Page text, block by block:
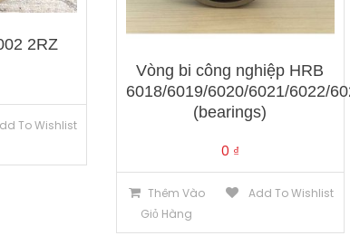
2RZ
To Wishlist
Vòng bi công nghiệp HRB
6018/6019/6020/6021/6022/
(bearings)
0 ₫
Thêm Vào
Giỏ Hàng
Add To Wishlist